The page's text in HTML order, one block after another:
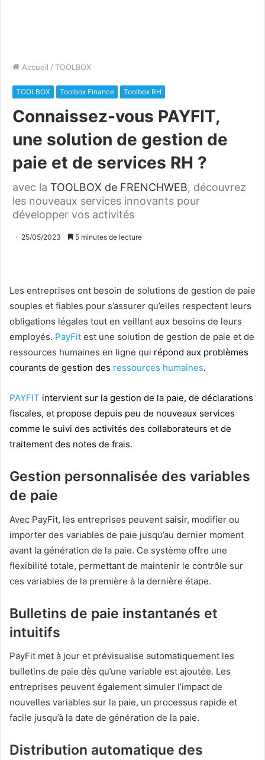
Accueil / TOOLBOX
TOOLBOX Toolbox Finance Toolbox RH
Connaissez-vous PAYFIT,
une solution de gestion de
paie et de services RH ?
avec la TOOLBOX de FRENCHWEB, découvrez
les nouveaux services innovants pour
développer vos activités
25/05/2023 5 minutes de lecture
Les entreprises ont besoin de solutions de gestion de paie
souples et fiables pour s’assurer qu’elles respectent leurs
obligations légales tout en veillant aux besoins de leurs
employés. PayFit est une solution de gestion de paie et de
ressources humaines en ligne qui répond aux problèmes
courants de gestion des ressources humaines.
PAYFIT intervient sur la gestion de la paie, de déclarations
fiscales, et propose depuis peu de nouveaux services
comme le suivi des activités des collaborateurs et de
traitement des notes de frais.
Gestion personnalisée des variables
de paie
Avec PayFit, les entreprises peuvent saisir, modifier ou
importer des variables de paie jusqu’au dernier moment
avant la génération de la paie. Ce système offre une
flexibilité totale, permettant de maintenir le contrôle sur
ces variables de la première à la dernière étape.
Bulletins de paie instantanés et
intuitifs
PayFit met à jour et prévisualise automatiquement les
bulletins de paie dès qu’une variable est ajoutée. Les
entreprises peuvent également simuler l’impact de
nouvelles variables sur la paie, un processus rapide et
facile jusqu’à la date de génération de la paie.
Distribution automatique des